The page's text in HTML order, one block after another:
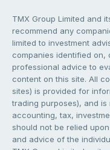
TMX Group Limited and
recommend any
limited to investment
companies identified on,
professional advice to
content on this site. All
sites) is provided for
trading purposes), and
accounting, tax,
should not be relied
and advice of the